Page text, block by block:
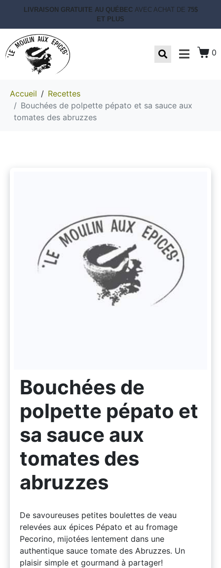
LIVRAISON GRATUITE AU QUÉBEC AVEC ACHAT DE 75$
ET PLUS
0
Accueil
Recettes
Bouchées de polpette pépato et sa sauce aux
tomates des abruzzes
Bouchées de
polpette pépato et
sa sauce aux
tomates des
abruzzes
De savoureuses petites boulettes de veau
relevées aux épices Pépato et au fromage
Pecorino, mijotées lentement dans une
authentique sauce tomate des Abruzzes. Un
plaisir simple et gourmand à partager!